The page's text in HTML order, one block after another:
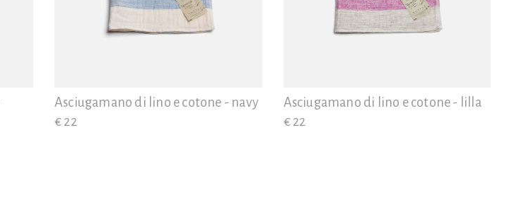
Asciugamano di lino e cotone - navy
€ 22
Asciugamano di lino e cotone - lilla
€ 22